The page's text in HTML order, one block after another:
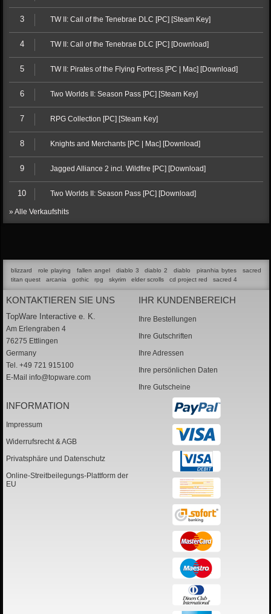
3 TW II: Call of the Tenebrae DLC [PC] [Steam Key]
4 TW II: Call of the Tenebrae DLC [PC] [Download]
5 TW II: Pirates of the Flying Fortress [PC | Mac] [Download]
6 Two Worlds II: Season Pass [PC] [Steam Key]
7 RPG Collection [PC] [Steam Key]
8 Knights and Merchants [PC | Mac] [Download]
9 Jagged Alliance 2 incl. Wildfire [PC] [Download]
10 Two Worlds II: Season Pass [PC] [Download]
» Alle Verkaufshits
blizzard role playing fallen angel diablo 3 diablo 2 diablo piranhia bytes
sacred
titan quest
arcania gothic rpg skyrim elder scrolls cd project red sacred 4
KONTAKTIEREN SIE UNS
TopWare Interactive e. K.
Am Erlengraben 4
76275 Ettlingen
Germany
Tel. +49 721 915100
E-Mail info@topware.com
IHR KUNDENBEREICH
Ihre Bestellungen
Ihre Gutschriften
Ihre Adressen
Ihre persönlichen Daten
Ihre Gutscheine
INFORMATION
Impressum
Widerrufsrecht & AGB
Privatsphäre und Datenschutz
Online-Streitbeilegungs-Plattform der
EU